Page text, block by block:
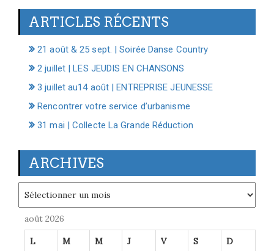
ARTICLES RÉCENTS
21 août & 25 sept. | Soirée Danse Country
2 juillet | LES JEUDIS EN CHANSONS
3 juillet au14 août | ENTREPRISE JEUNESSE
Rencontrer votre service d’urbanisme
31 mai | Collecte La Grande Réduction
ARCHIVES
août 2026
L M M J V S D